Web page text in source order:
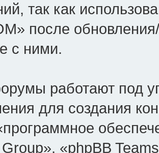
так как
после
с ними.
работают под
для создания
«phpBB